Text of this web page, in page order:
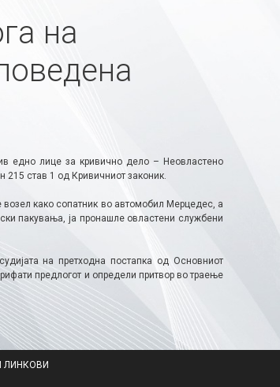
на
едно лице за кривично дело – Неовластено
215 став 1 од Кривичниот законик.
како сопатник во автомобил Мерцедес, а
пакувања, ја пронашле овластени службени
на претходна постапка од Основниот
предлогот и определи притвор во траење
ЛИНКОВИ